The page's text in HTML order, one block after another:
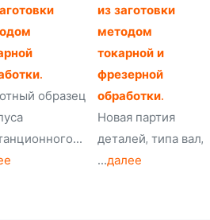
партия
типа вал,
Изготовлена
пробная партия
запчастей…